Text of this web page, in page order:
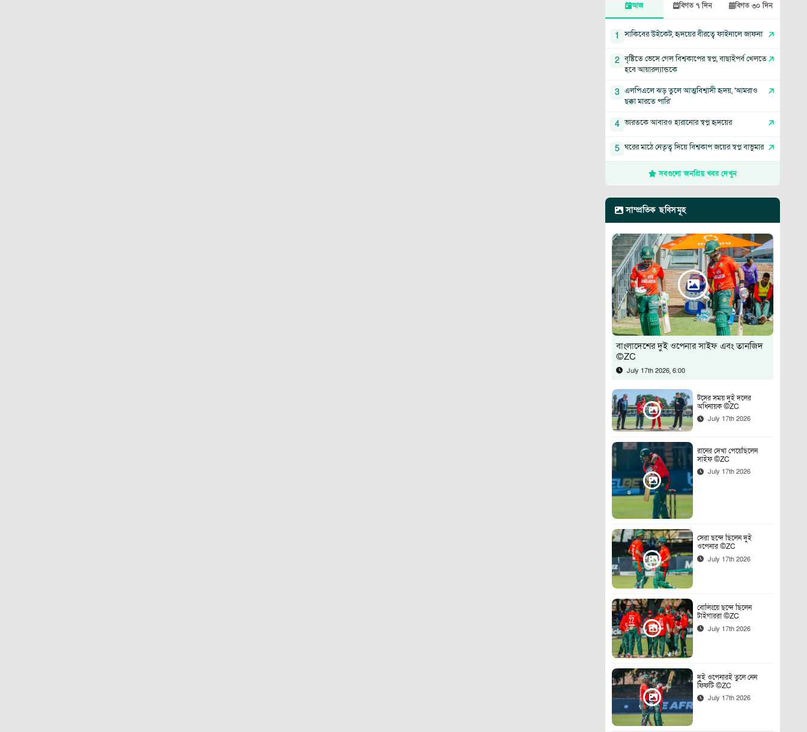
আজ বিগত ৭ দিন বিগত ৩০ দিন
1 সাকিবের উইকেট, হৃদয়ের বীরত্বে ফাইনালে জাফনা
2 বৃষ্টিতে ভেসে গেল বিশ্বকাপের স্বপ্ন, বাছাইপর্ব খেলতে
হবে আয়ারল্যান্ডকে
3 এলপিএলে ঝড় তুলে আত্মবিশ্বাসী হৃদয়, 'আমরাও
ছক্কা মারতে পারি'
4 ভারতকে আবারও হারানোর স্বপ্ন হৃদয়ের
5 ঘরের মাঠে নেতৃত্ব দিয়ে বিশ্বকাপ জয়ের স্বপ্ন বাভুমার
সবগুলো জনপ্রিয় খবর দেখুন
সাম্প্রতিক ছবিসমূহ
বাংলাদেশের দুই ওপেনার সাইফ এবং তানজিদ
©ZC
July 17th 2026, 6:00
টসের সময় দুই দলের
অধিনায়ক ©ZC
July 17th 2026
রানের দেখা পেয়েছিলেন
সাইফ ©ZC
July 17th 2026
সেরা ছন্দে ছিলেন দুই
ওপেনার ©ZC
July 17th 2026
বোলিংয়ে ছন্দে ছিলেন
টাইগাররা ©ZC
July 17th 2026
দুই ওপেনারই তুলে নেন
ফিফটি ©ZC
July 17th 2026